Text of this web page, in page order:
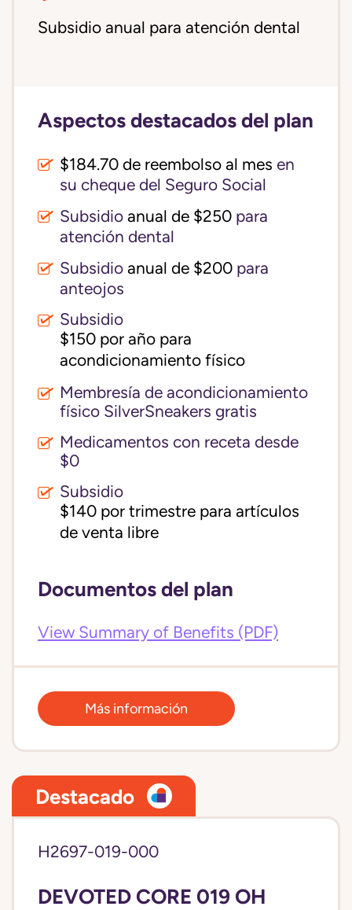
Subsidio anual para atención dental
Aspectos destacados del plan
$184.70 de reembolso al mes en
su cheque del Seguro Social
Subsidio anual de $250 para
atención dental
Subsidio anual de $200 para
anteojos
Subsidio
$150 por año para
acondicionamiento físico
Membresía de acondicionamiento
físico SilverSneakers gratis
Medicamentos con receta desde
$0
Subsidio
$140 por trimestre para artículos
de venta libre
Documentos del plan
View Summary of Benefits (PDF)
Más información
Destacado
H2697-019-000
DEVOTED CORE 019 OH